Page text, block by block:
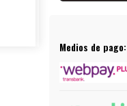
Medios de pago: